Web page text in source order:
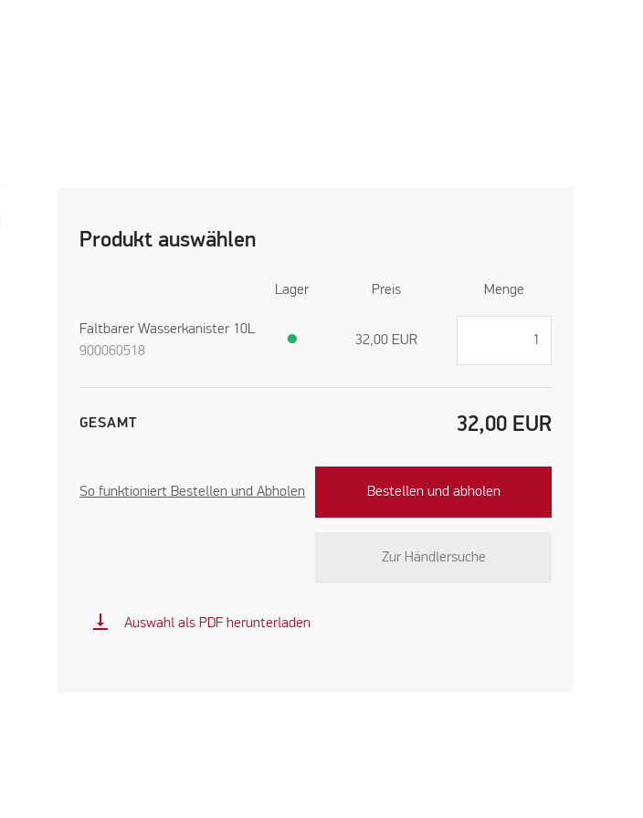
Produkt auswählen
Lager Preis Menge
Faltbarer Wasserkanister 10L
900060518
● 32,00 EUR
GESAMT 32,00 EUR
So funktioniert Bestellen und Abholen Bestellen und abholen
Zur Händlersuche
vertical_align_bottom Auswahl als PDF herunterladen